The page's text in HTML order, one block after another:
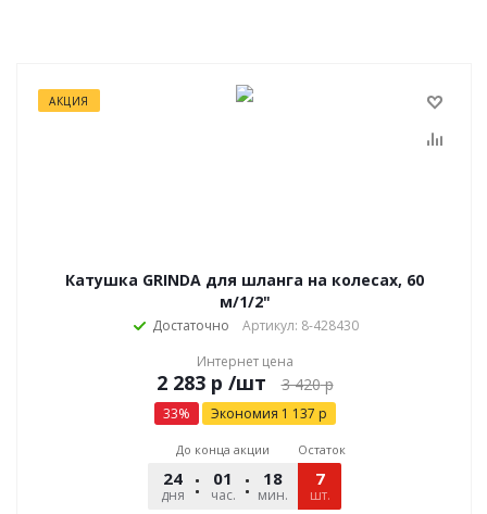
АКЦИЯ
Катушка GRINDA для шланга на колесах, 60
м/1/2"
Достаточно
Артикул: 8-428430
Интернет цена
р /шт 3 420р
33% Экономия 1 137 р
До конца акции
24
дня
01
час.
18
мин.
02
сек.
Остаток
7
шт.